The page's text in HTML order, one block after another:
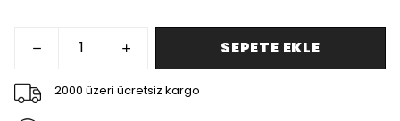
SEPETE EKLE
2000 üzeri ücretsiz kargo